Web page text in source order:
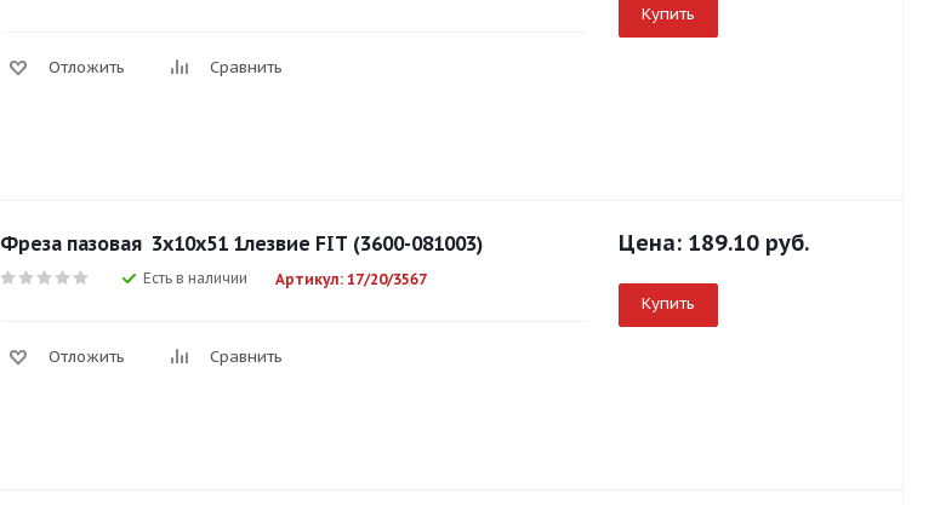
Отложить Сравнить
Купить
Фреза пазовая 3х10х51 1лезвие FIT (3600-081003)
Есть в наличии Артикул: 17/20/3567
Отложить Сравнить
Цена: 189.10 руб.
Купить